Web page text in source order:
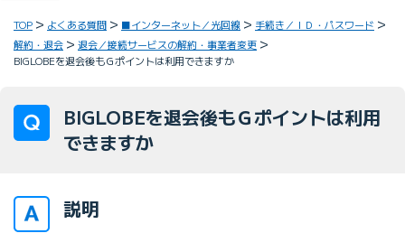
TOP よくある質問 ■インターネット／光回線
手続き／ＩＤ・パスワード
解約・退会
退会／接続サービスの解約・事業者変更
BIGLOBEを退会後もＧポイントは利用できますか
BIGLOBEを退会後もＧポイントは利用
できますか
説明